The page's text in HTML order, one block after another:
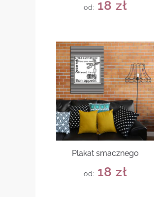
od: 18 zł
Plakat smacznego
od: 18 zł